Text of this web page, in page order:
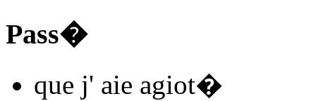
Pass�
que j' aie agiot�